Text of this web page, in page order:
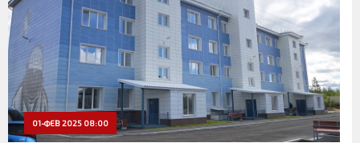
01-ФЕВ 2025 08:00